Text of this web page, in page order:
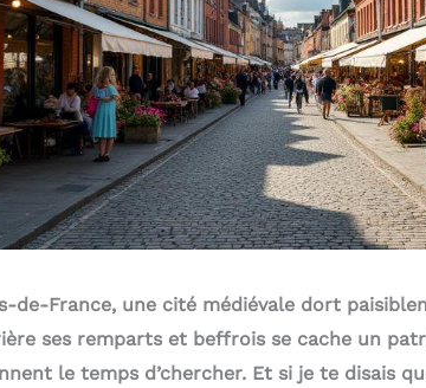
de-France, une cité médiévale dort
ses remparts et beffrois se cache un
le temps d’chercher. Et si je te disais